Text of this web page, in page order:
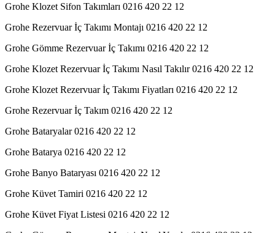
Grohe Klozet Sifon Takımları 0216 420 22 12
Grohe Rezervuar İç Takımı Montajı 0216 420 22 12
Grohe Gömme Rezervuar İç Takımı 0216 420 22 12
Grohe Klozet Rezervuar İç Takımı Nasıl Takılır 0216 420 22 12
Grohe Klozet Rezervuar İç Takımı Fiyatları 0216 420 22 12
Grohe Rezervuar İç Takım 0216 420 22 12
Grohe Bataryalar 0216 420 22 12
Grohe Batarya 0216 420 22 12
Grohe Banyo Bataryası 0216 420 22 12
Grohe Küvet Tamiri 0216 420 22 12
Grohe Küvet Fiyat Listesi 0216 420 22 12